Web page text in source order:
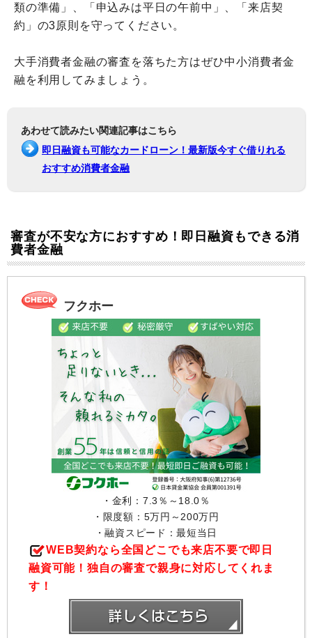
類の準備」、「申込みは平日の午前中」、「来店契
約」の3原則を守ってください。
大手消費者金融の審査を落ちた方はぜひ中小消費者金
融を利用してみましょう。
あわせて読みたい関連記事はこちら
即日融資も可能なカードローン！最新版今すぐ借りれる
おすすめ消費者金融
審査が不安な方におすすめ！即日融資もできる消
費者金融
フクホー
・金利：7.3％～18.0％
・限度額：5万円～200万円
・融資スピード：最短当日
WEB契約なら全国どこでも来店不要で即日
融資可能！独自の審査で親身に対応してくれま
す！